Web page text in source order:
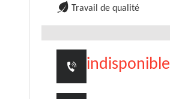
Travail de qualité
indisponible